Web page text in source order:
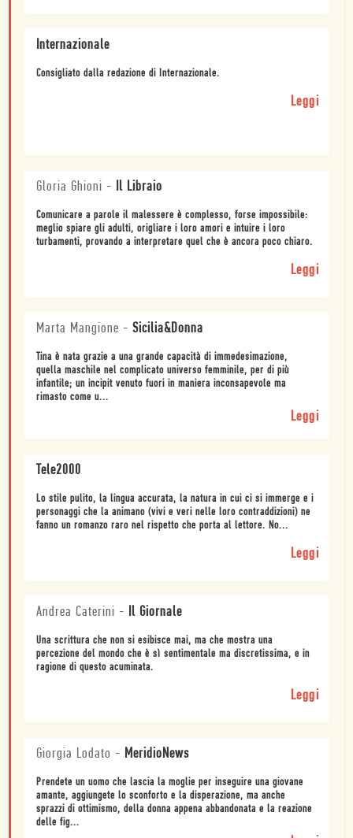
Internazionale
Consigliato dalla redazione di Internazionale.
Leggi
Gloria Ghioni - Il Libraio
Comunicare a parole il malessere è complesso, forse impossibile:
meglio spiare gli adulti, origliare i loro amori e intuire i loro
turbamenti, provando a interpretare quel che è ancora poco chiaro.
Leggi
Marta Mangione - Sicilia&Donna
Tina è nata grazie a una grande capacità di immedesimazione,
quella maschile nel complicato universo femminile, per di più
infantile; un incipit venuto fuori in maniera inconsapevole ma
rimasto come u...
Leggi
Tele2000
Lo stile pulito, la lingua accurata, la natura in cui ci si immerge e i
personaggi che la animano (vivi e veri nelle loro contraddizioni) ne
fanno un romanzo raro nel rispetto che porta al lettore. No...
Leggi
Andrea Caterini - Il Giornale
Una scrittura che non si esibisce mai, ma che mostra una
percezione del mondo che è sì sentimentale ma discretissima, e in
ragione di questo acuminata.
Leggi
Giorgia Lodato - MeridioNews
Prendete un uomo che lascia la moglie per inseguire una giovane
amante, aggiungete lo sconforto e la disperazione, ma anche
sprazzi di ottimismo, della donna appena abbandonata e la reazione
delle fig...